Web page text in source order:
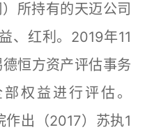
所持有的天迈公司
、红利。2019年11
恒方资产评估事务
权益进行评估。
出（2017）苏执1